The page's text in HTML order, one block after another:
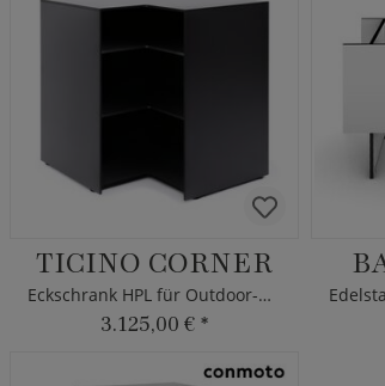
TICINO CORNER
Eckschrank HPL für Outdoor-Küchen
3.125,00 € *